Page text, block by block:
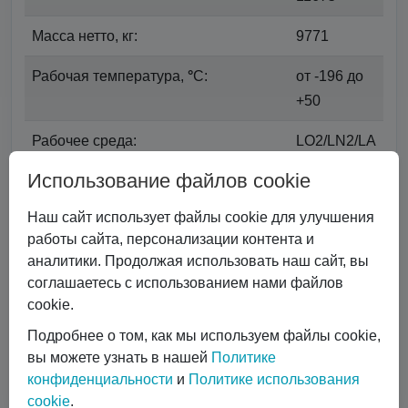
Масса нетто, кг: 9771
Рабочая температура, °С:
от -196 до
+50
Рабочее среда:
LO2/LN2/LA
Масса заливаемого азота LN2, кг: 19237
Масса заливаемого аргона LAr, кг:
Потери при хранении (расчет по
жидкому азоту), %/сутки:
Использование файлов cookie
Наш сайт использует файлы cookie для улучшения
работы сайта, персонализации контента и
аналитики. Продолжая использовать наш сайт, вы
соглашаетесь с использованием нами файлов
cookie.
Подробнее о том, как мы используем файлы cookie,
вы можете узнать в нашей Политике
конфиденциальности и Политике использования
cookie.